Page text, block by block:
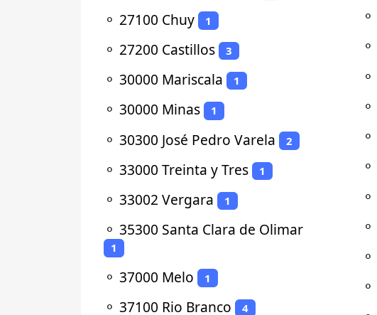
⚬ 27100 Chuy 1
⚬ 27200 Castillos 3
⚬ 30000 Mariscala 1
⚬ 30000 Minas 1
⚬ 30300 José Pedro Varela 2
⚬ 33000 Treinta y Tres 1
⚬ 33002 Vergara 1
⚬ 35300 Santa Clara de Olimar
1
⚬ 37000 Melo 1
⚬ 37100 Rio Branco 4
⚬
⚬
⚬
⚬
⚬
⚬
⚬
⚬
⚬
⚬